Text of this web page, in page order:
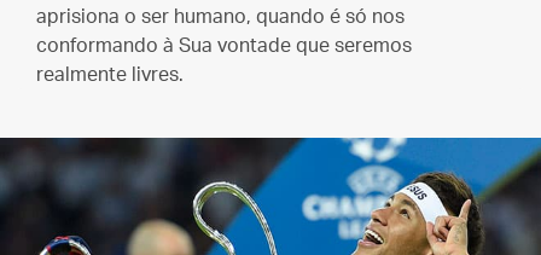
aprisiona o ser humano, quando é só nos
conformando à Sua vontade que seremos
realmente livres.